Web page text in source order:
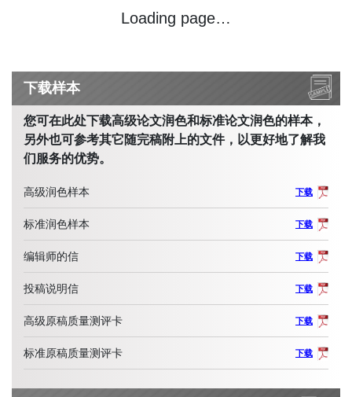
Loading page…
下载样本
您可在此处下载高级论文润色和标准论文润色的样本，
另外也可参考其它随完稿附上的文件，以更好地了解我
们服务的优势。
高级润色样本 下载
标准润色样本 下载
编辑师的信 下载
投稿说明信 下载
高级原稿质量测评卡 下载
标准原稿质量测评卡 下载